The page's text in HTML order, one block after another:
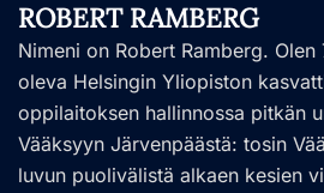
ROBERT RAMBERG
Nimeni on Robert Ramberg.
oleva Helsingin Yliopiston
oppilaitoksen hallinnossa pitkän
Vääksyyn Järvenpäästä: tosin
luvun puolivälistä alkaen kesien